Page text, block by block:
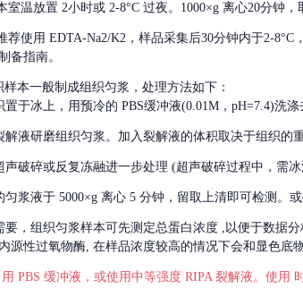
室温放置 2小时或 2-8°C 过夜。1000×g 离心20分钟
荐使用 EDTA-Na2/K2，样品采集后30分钟内于2-
备指南。
本一般制成组织匀浆，处理方法如下：
置于冰上，用预冷的 PBS缓冲液(0.01M，pH=7.4)洗
解液研磨组织匀浆。加入裂解液的体积取决于组织的
声破碎或反复冻融进一步处理 (超声破碎过程中，需
匀浆液于 5000×g 离心 5 分钟，留取上清即可检测。
要，组织匀浆样本可先测定总蛋白浓度 ,以便于数据
源性过氧物酶, 在样品浓度较高的情况下会和显色底
PBS 缓冲液，或使用中等强度 RIPA 裂解液。使用